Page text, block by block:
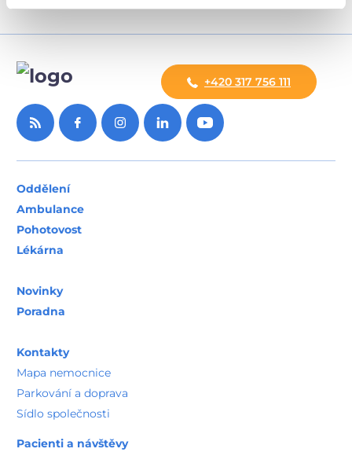
+420 317 756 111
Oddělení
Ambulance
Pohotovost
Lékárna
Novinky
Poradna
Kontakty
Mapa nemocnice
Parkování a doprava
Sídlo společnosti
Pacienti a návštěvy